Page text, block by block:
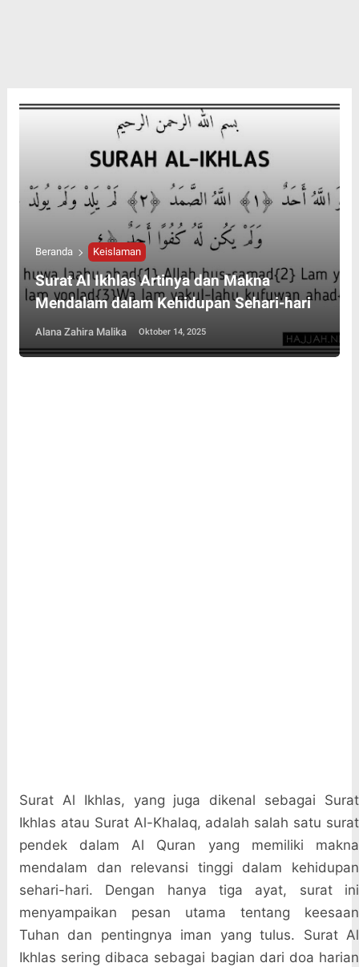
Beranda Keislaman
Surat Al Ikhlas Artinya dan Makna
Mendalam dalam Kehidupan Sehari-hari
Alana Zahira Malika Oktober 14, 2025
Surat Al Ikhlas, yang juga dikenal sebagai Surat
Ikhlas atau Surat Al-Khalaq, adalah salah satu surat
pendek dalam Al Quran yang memiliki makna
mendalam dan relevansi tinggi dalam kehidupan
sehari-hari. Dengan hanya tiga ayat, surat ini
menyampaikan pesan utama tentang keesaan
Tuhan dan pentingnya iman yang tulus. Surat Al
Ikhlas sering dibaca sebagai bagian dari doa harian